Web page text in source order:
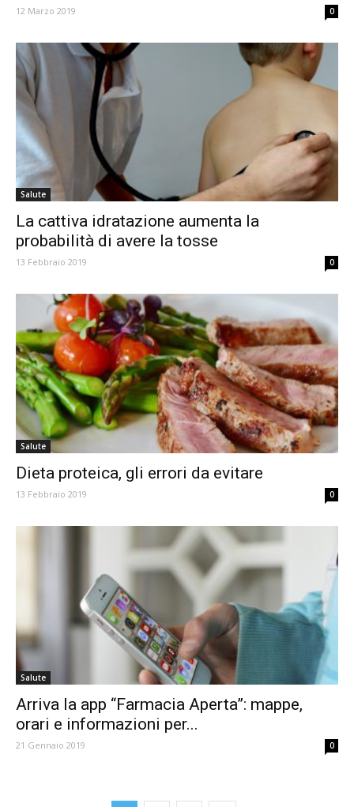
12 Marzo 2019 0
Salute
La cattiva idratazione aumenta la
probabilità di avere la tosse
13 Febbraio 2019 0
Salute
Dieta proteica, gli errori da evitare
13 Febbraio 2019 0
Salute
Arriva la app “Farmacia Aperta”: mappe,
orari e informazioni per...
21 Gennaio 2019 0